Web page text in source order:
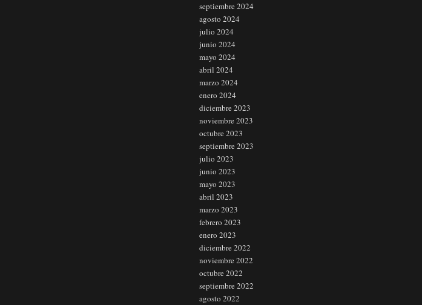
septiembre 2024
agosto 2024
julio 2024
junio 2024
mayo 2024
abril 2024
marzo 2024
enero 2024
diciembre 2023
noviembre 2023
octubre 2023
septiembre 2023
julio 2023
junio 2023
mayo 2023
abril 2023
marzo 2023
febrero 2023
enero 2023
diciembre 2022
noviembre 2022
octubre 2022
septiembre 2022
agosto 2022